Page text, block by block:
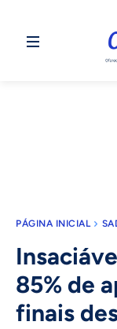
PÁGINA INICIAL
85% de
finais